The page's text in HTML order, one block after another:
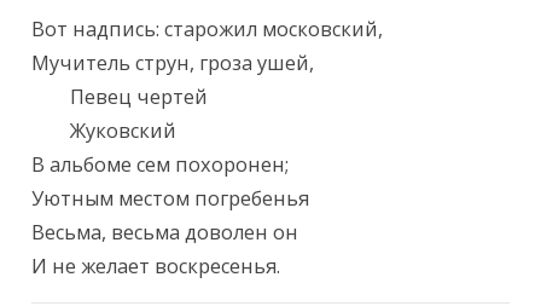
Вот надпись: старожил московский,
Мучитель струн, гроза ушей,
        Жуковский
В альбоме сем похоронен;
Уютным местом погребенья
Весьма, весьма доволен он
И не желает воскресенья.